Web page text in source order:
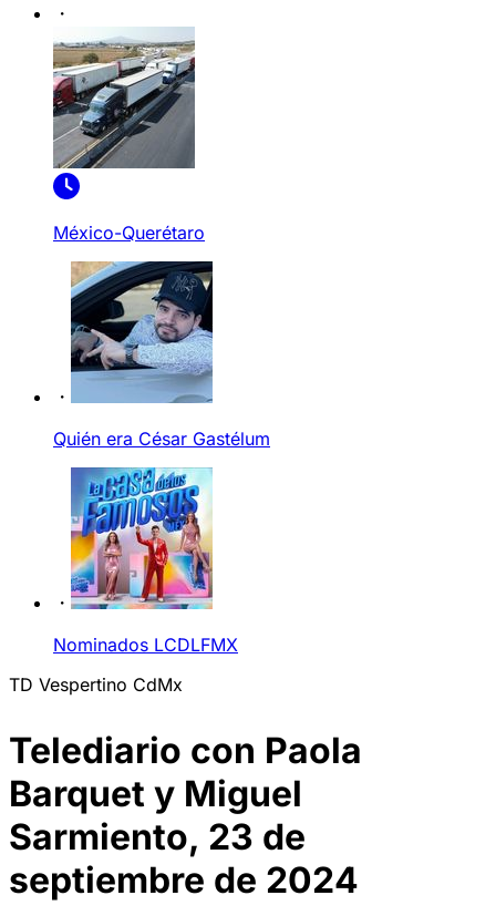
México-Querétaro
Quién era César Gastélum
Nominados LCDLFMX
TD Vespertino CdMx
Telediario con Paola
Barquet y Miguel
Sarmiento, 23 de
septiembre de 2024